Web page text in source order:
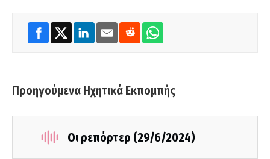
Προηγούμενα Ηχητικά Εκπομπής
Οι ρεπόρτερ (29/6/2024)